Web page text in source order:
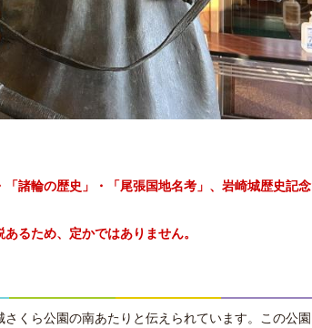
諸輪の歴史」・「尾張国地名考」、岩崎城歴史記念
るため、定かではありません。
くら公園の南あたりと伝えられています。この公園